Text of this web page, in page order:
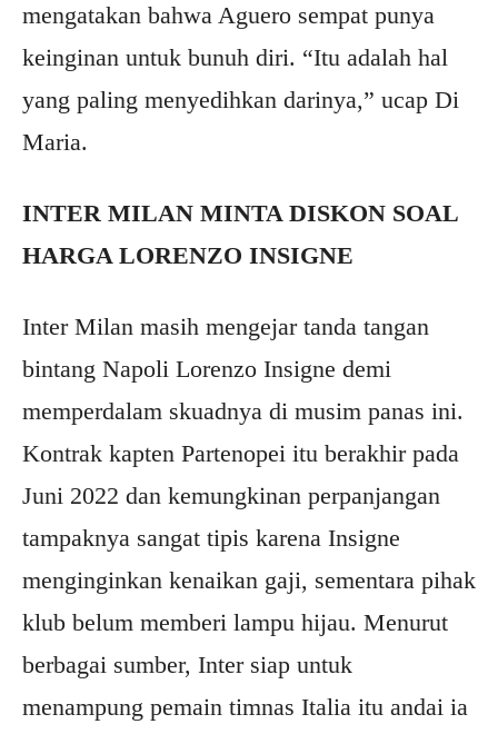
mengatakan bahwa Aguero sempat punya
keinginan untuk bunuh diri. “Itu adalah hal
yang paling menyedihkan darinya,” ucap Di
Maria.
INTER MILAN MINTA DISKON SOAL
HARGA LORENZO INSIGNE
Inter Milan masih mengejar tanda tangan
bintang Napoli Lorenzo Insigne demi
memperdalam skuadnya di musim panas ini.
Kontrak kapten Partenopei itu berakhir pada
Juni 2022 dan kemungkinan perpanjangan
tampaknya sangat tipis karena Insigne
menginginkan kenaikan gaji, sementara pihak
klub belum memberi lampu hijau. Menurut
berbagai sumber, Inter siap untuk
menampung pemain timnas Italia itu andai ia